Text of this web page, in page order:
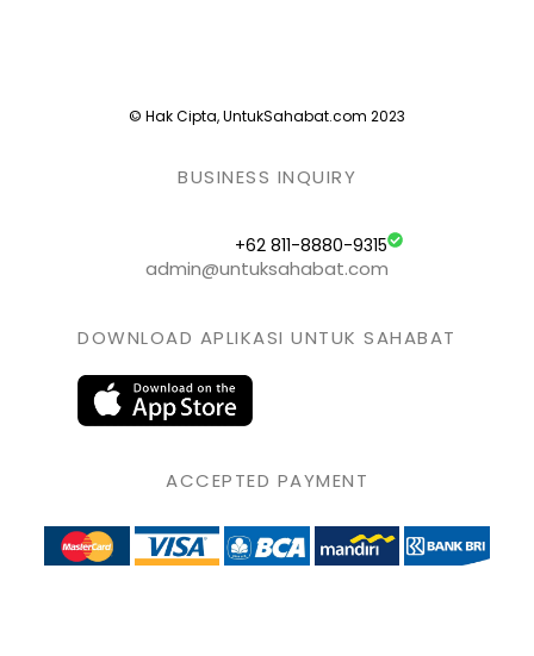
© Hak Cipta, UntukSahabat.com 2023
BUSINESS INQUIRY
+62 811-8880-9315
admin@untuksahabat.com
DOWNLOAD APLIKASI UNTUK SAHABAT
ACCEPTED PAYMENT